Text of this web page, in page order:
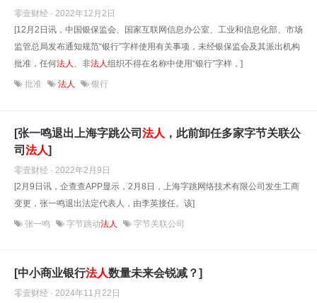
零壹财经 · 2022年12月2日
[12月2日讯，中国银保监会、国家互联网信息办公室、工业和信息化部、市场
监管总局发布通知规范“银行”字样使用有关事项，未经银保监会及其派出机构
批准，任何法人 、非法人组织不得在名称中使用“银行”字样，]
批准 法人 银行
[张一鸣退出上海字跳公司 法人 ，此前卸任多家字节关联公
司 法人]
零壹财经 · 2022年2月9日
[2月9日讯，企查查APP显示，2月8日，上海字跳网络技术有限公司发生工商
变更，张一鸣退出法定代表人，由李英接任。该]
张一鸣 字节跳动法人 字节关联公司
[中小商业银行法人数量未来会锐减？]
零壹财经 · 2024年11月22日